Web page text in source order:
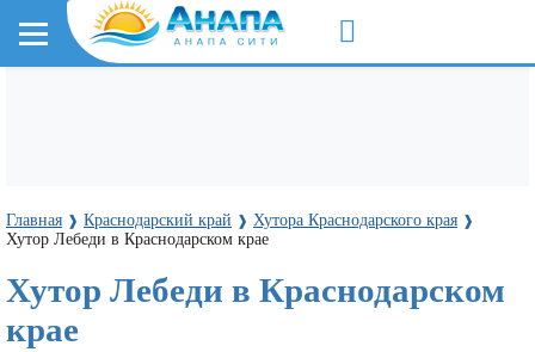
Главная ❱ Краснодарский край ❱ Хутора Краснодарского края ❱
Хутор Лебеди в Краснодарском крае
Хутор Лебеди в Краснодарском
крае